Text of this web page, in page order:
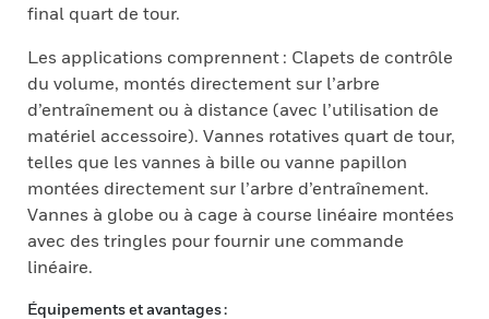
final quart de tour.
Les applications comprennent : Clapets de contrôle
du volume, montés directement sur l’arbre
d’entraînement ou à distance (avec l’utilisation de
matériel accessoire). Vannes rotatives quart de tour,
telles que les vannes à bille ou vanne papillon
montées directement sur l’arbre d’entraînement.
Vannes à globe ou à cage à course linéaire montées
avec des tringles pour fournir une commande
linéaire.
Équipements et avantages :